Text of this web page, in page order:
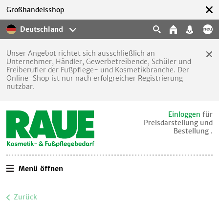
Deutschland
Großhandelsshop
Unser Angebot richtet sich ausschließlich an
Unternehmer, Händler, Gewerbetreibende, Schüler und
Freiberufler der Fußpflege- und Kosmetikbranche. Der
Online-Shop ist nur nach erfolgreicher Registrierung
nutzbar.
Einloggen für
Preisdarstellung und
Bestellung .
Menü öffnen
Zurück